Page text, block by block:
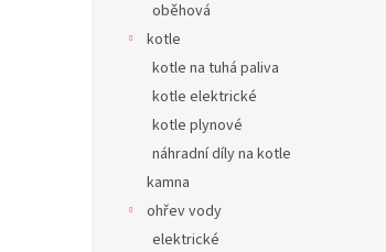
oběhová
kotle
kotle na tuhá paliva
kotle elektrické
kotle plynové
náhradní díly na kotle
kamna
ohřev vody
elektrické